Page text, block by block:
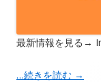
最新情報を見る→
…続きを読む →